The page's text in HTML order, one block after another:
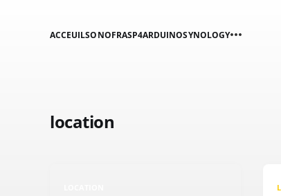
ACCEUILSONOFRASP4ARDUINOSYNOLOGY
location